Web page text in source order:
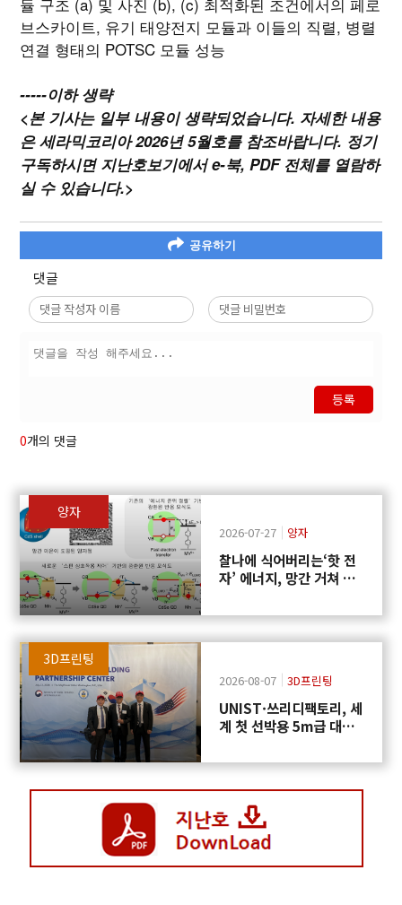
브스카이트, 유기 태양전지 모듈과 이들의 직렬, 병렬
연결 형태의 POTSC 모듈 성능
-----이하 생략
<본 기사는 일부 내용이 생략되었습니다. 자세한 내용
은 세라믹코리아 2026년 5월호를 참조바랍니다. 정기
구독하시면 지난호보기에서 e-북, PDF 전체를 열람하
실 수 있습니다.>
공유하기
댓글
등록
0개의 댓글
양자
2026-07-27 양자
찰나에 식어버리는‘핫 전
자’ 에너지, 망간 거쳐 화
3D프린팅
2026-08-07 3D프린팅
UNIST·쓰리디팩토리, 세
계 첫 선박용 5m급 대형